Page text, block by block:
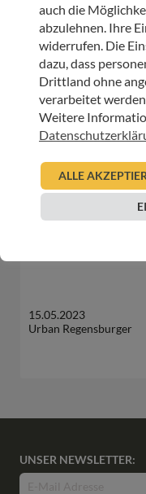
HOSPIZ WELTWEIT
Sterbeverfügung
Perspektive von
Österreichischen
05.11.2025
Urban Regensburger
HOSPIZ WELTWEIT
15.05.2023
Urban Regensburger
UNSER NEWSLETTER:
auch die
abzulehnen. Ihre
widerrufen. Die
dazu, dass
Drittland ohne
verarbeitet werden.
Weitere
ALLE